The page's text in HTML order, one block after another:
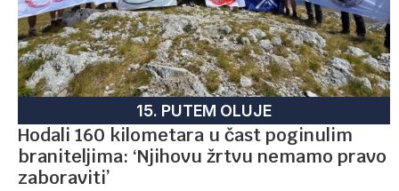
15. PUTEM OLUJE
Hodali 160 kilometara u čast poginulim
braniteljima: ‘Njihovu žrtvu nemamo pravo
zaboraviti’